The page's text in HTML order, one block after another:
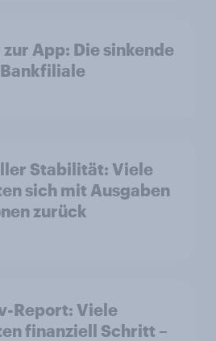
App: Die sinkende
Stabilität: Viele
sich mit Ausgaben
zurück
Report: Viele
finanziell Schritt –